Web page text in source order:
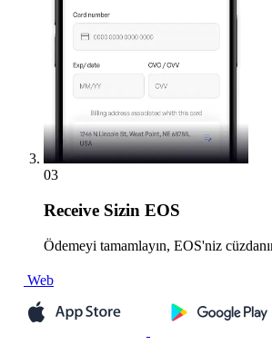
03
Receive Sizin EOS
Ödemeyi tamamlayın, EOS'niz
Web